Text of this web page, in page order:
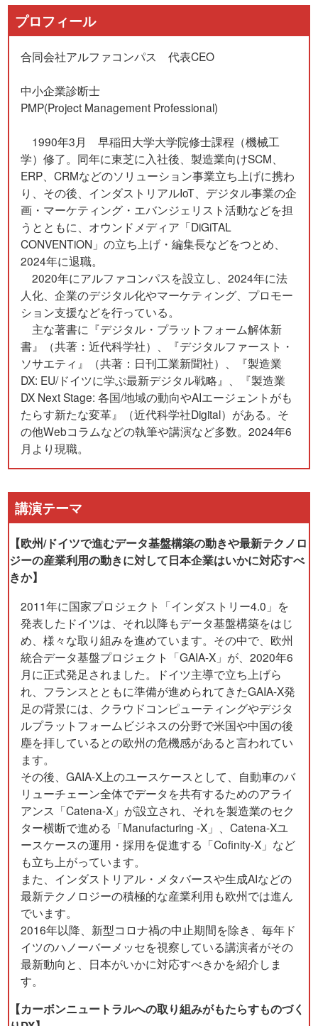
プロフィール
合同会社アルファコンパス 代表CEO
中小企業診断士
PMP(Project Management Professional)
1990年3月 早稲田大学大学院修士課程（機械工
学）修了。同年に東芝に入社後、製造業向けSCM、
ERP、CRMなどのソリューション事業立ち上げに携わ
り、その後、インダストリアルIoT、デジタル事業の企
画・マーケティング・エバンジェリスト活動などを担
うとともに、オウンドメディア「DiGiTAL
CONVENTiON」の立ち上げ・編集長などをつとめ、
2024年に退職。
2020年にアルファコンパスを設立し、2024年に法
人化、企業のデジタル化やマーケティング、プロモー
ション支援などを行っている。
主な著書に『デジタル・プラットフォーム解体新
書』（共著：近代科学社）、『デジタルファースト・
ソサエティ』（共著：日刊工業新聞社）、『製造業
DX: EU/ドイツに学ぶ最新デジタル戦略』、『製造業
DX Next Stage: 各国/地域の動向やAIエージェントがも
たらす新たな変革』（近代科学社Digital）がある。そ
の他Webコラムなどの執筆や講演など多数。2024年6
月より現職。
講演テーマ
【欧州/ドイツで進むデータ基盤構築の動きや最新テクノロ
ジーの産業利用の動きに対して日本企業はいかに対応すべ
きか】
2011年に国家プロジェクト「インダストリー4.0」を
発表したドイツは、それ以降もデータ基盤構築をはじ
め、様々な取り組みを進めています。その中で、欧州
統合データ基盤プロジェクト「GAIA-X」が、2020年6
月に正式発足されました。ドイツ主導で立ち上げら
れ、フランスとともに準備が進められてきたGAIA-X発
足の背景には、クラウドコンピューティングやデジタ
ルプラットフォームビジネスの分野で米国や中国の後
塵を拝しているとの欧州の危機感があると言われてい
ます。
その後、GAIA-X上のユースケースとして、自動車のバ
リューチェーン全体でデータを共有するためのアライ
アンス「Catena-X」が設立され、それを製造業のセク
ター横断で進める「Manufacturing -X」、Catena-Xユ
ースケースの運用・採用を促進する「Cofinity-X」など
も立ち上がっています。
また、インダストリアル・メタバースや生成AIなどの
最新テクノロジーの積極的な産業利用も欧州では進ん
でいます。
2016年以降、新型コロナ禍の中止期間を除き、毎年ド
イツのハノーバーメッセを視察している講演者がその
最新動向と、日本がいかに対応すべきかを紹介しま
す。
【カーボンニュートラルへの取り組みがもたらすものづく